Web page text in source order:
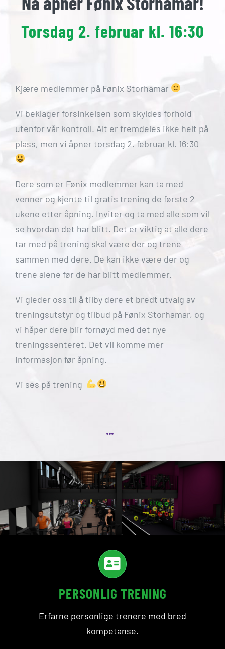
Torsdag 2. februar kl. 16:30
Kjære medlemmer på Fønix Storhamar
Vi beklager forsinkelsen som skyldes forhold
utenfor vår kontroll. Alt er fremdeles ikke helt på
plass, men vi åpner torsdag 2. februar kl. 16:30
Dere som er Fønix medlemmer kan ta med
venner og kjente til gratis trening de første 2
ukene etter åpning. Inviter og ta med alle som vil
se hvordan det har blitt. Det er viktig at alle dere
tar med på trening skal være der og trene
sammen med dere. De kan ikke være der og
trene alene før de har blitt medlemmer.
Vi gleder oss til å tilby dere et bredt utvalg av
treningsutstyr og tilbud på Fønix Storhamar, og
vi håper dere blir fornøyd med det nye
treningssenteret. Det vil komme mer
informasjon før åpning.
Vi ses på trening
PERSONLIG TRENING
Erfarne personlige trenere med bred
kompetanse.